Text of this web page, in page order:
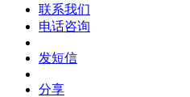
联系我们
电话咨询
发短信
分享